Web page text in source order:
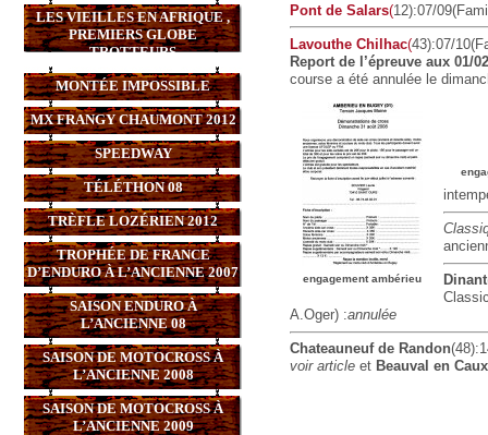
LES VIEILLES EN AFRIQUE ,
PREMIERS GLOBE
TROTTEURS
MONTÉE IMPOSSIBLE
MX FRANGY CHAUMONT 2012
SPEEDWAY
TÉLÉTHON 08
TRÈFLE LOZÉRIEN 2012
TROPHÉE DE FRANCE
D’ENDURO À L’ANCIENNE 2007
SAISON ENDURO À
L’ANCIENNE 08
SAISON DE MOTOCROSS À
L’ANCIENNE 2008
SAISON DE MOTOCROSS À
L’ANCIENNE 2009
engagement ambérieu
Pont de Salars(12):07/
Lavouthe Chilhac(43):07/
Report de l’épreuve aux 01/
course a été annulée le
Dinant
A.Oger) :annulée
Chateauneuf de Randon
voir article et Beauval en Caux